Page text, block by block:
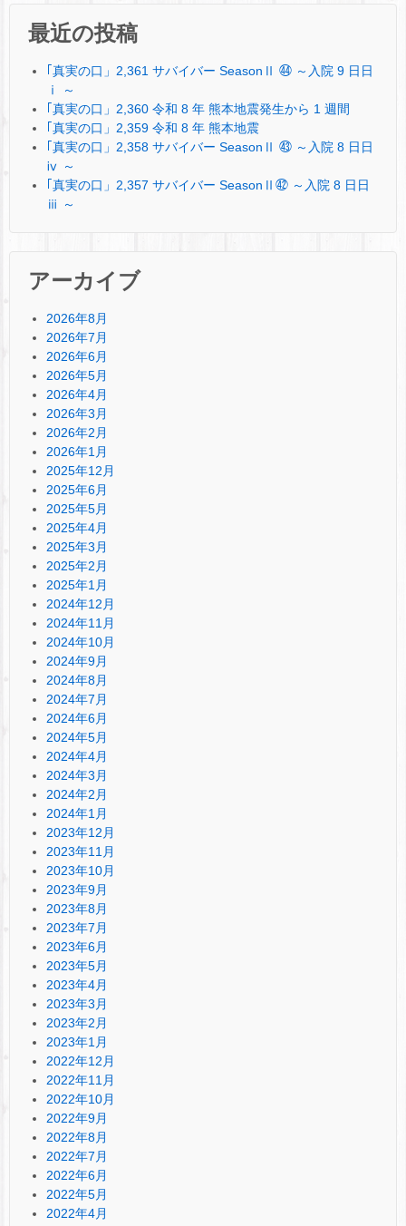
最近の投稿
｢真実の口」2,361 サバイバー SeasonⅡ ㊹ ～入院 9 日日
ⅰ ～
｢真実の口」2,360 令和 8 年 熊本地震発生から 1 週間
｢真実の口」2,359 令和 8 年 熊本地震
｢真実の口」2,358 サバイバー SeasonⅡ ㊸ ～入院 8 日日
ⅳ ～
｢真実の口」2,357 サバイバー SeasonⅡ㊷ ～入院 8 日日
ⅲ ～
アーカイブ
2026年8月
2026年7月
2026年6月
2026年5月
2026年4月
2026年3月
2026年2月
2026年1月
2025年12月
2025年6月
2025年5月
2025年4月
2025年3月
2025年2月
2025年1月
2024年12月
2024年11月
2024年10月
2024年9月
2024年8月
2024年7月
2024年6月
2024年5月
2024年4月
2024年3月
2024年2月
2024年1月
2023年12月
2023年11月
2023年10月
2023年9月
2023年8月
2023年7月
2023年6月
2023年5月
2023年4月
2023年3月
2023年2月
2023年1月
2022年12月
2022年11月
2022年10月
2022年9月
2022年8月
2022年7月
2022年6月
2022年5月
2022年4月